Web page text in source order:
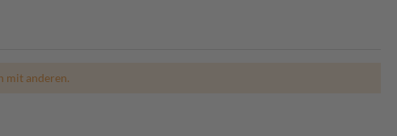
mit anderen.